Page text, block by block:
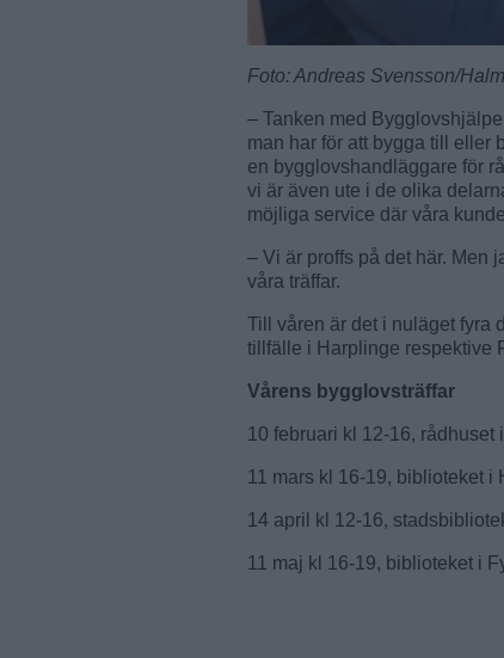
Foto: Andreas Svensson/
– Tanken med
man har för att bygga till eller
en bygglovshandläggare för
vi är även ute i de olika
möjliga service där våra
– Vi är proffs på det här. Men
våra träffar.
Till våren är det i nuläget fyra
tillfälle i Harplinge respektive
Vårens bygglovsträffar
10 februari kl 12-16, rådhuset
11 mars kl 16-19, biblioteket i
14 april kl 12-16,
11 maj kl 16-19, biblioteket i